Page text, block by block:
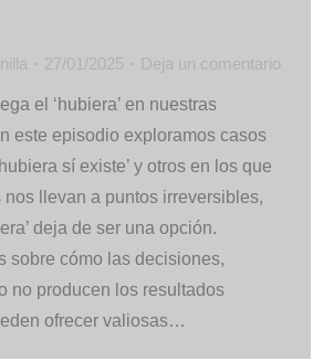
27/01/2025 Deja un comentario
el ‘hubiera’ en nuestras
este episodio exploramos casos
sí existe’ y otros en los que
nos llevan a puntos irreversibles,
deja de ser una opción.
sobre cómo las decisiones,
no producen los resultados
ofrecer valiosas…